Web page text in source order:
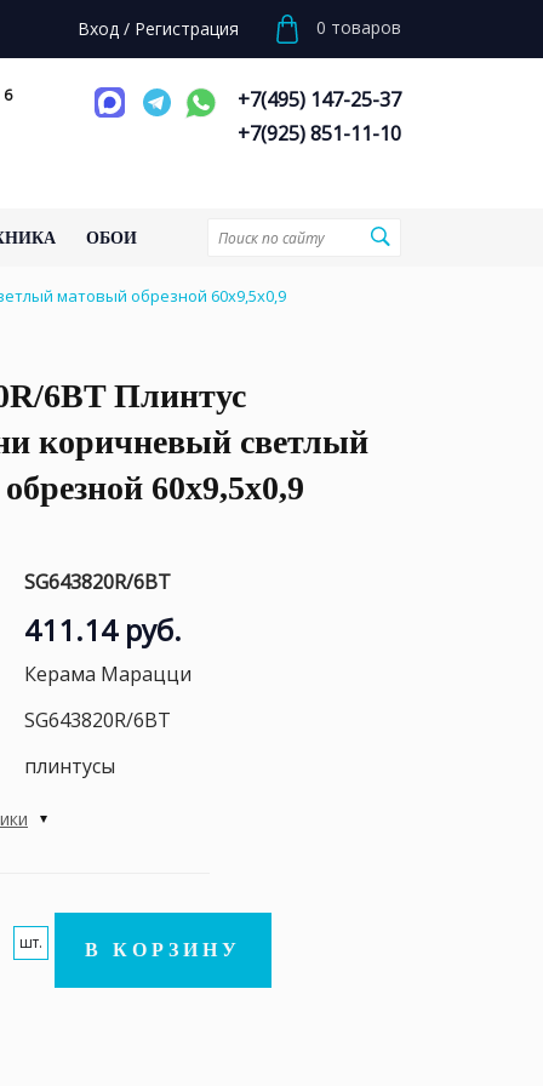
Вход / Регистрация 0 товаров
6
+7(495) 147-25-37
+7(925) 851-11-10
ОБОИ
матовый обрезной 60x9,5x0,9
6BT Плинтус
коричневый светлый
60x9,5x0,9
SG643820R/6BT
411.14 руб.
Керама Марацци
SG643820R/6BT
плинтусы
шт. В КОРЗИНУ